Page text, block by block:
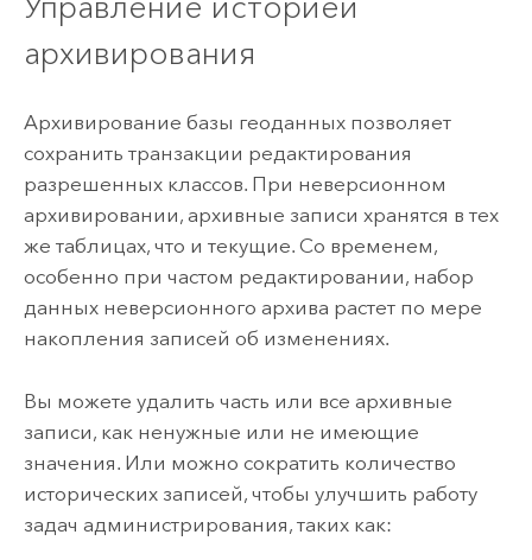
архивирования
Архивирование базы геоданных позволяет
сохранить транзакции редактирования
разрешенных классов. При неверсионном
архивировании, архивные записи хранятся в тех
же таблицах, что и текущие. Со временем,
особенно при частом редактировании, набор
данных неверсионного архива растет по мере
накопления записей об изменениях.
Вы можете удалить часть или все архивные
записи, как ненужные или не имеющие
значения. Или можно сократить количество
исторических записей, чтобы улучшить работу
задач администрирования, таких как: